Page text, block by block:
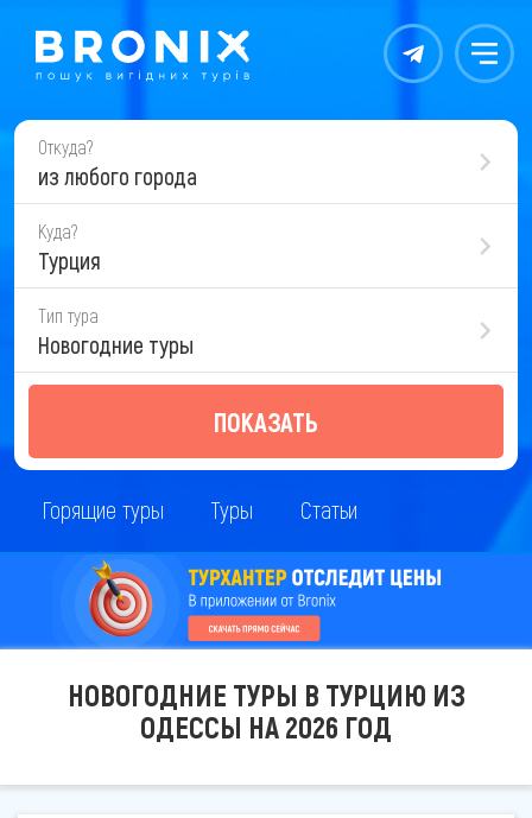
Контакты Меню
Откуда?
из любого города
Куда?
Турция
Тип тура
Новогодние туры
ПОКАЗАТЬ
Горящие туры Туры Статьи
НОВОГОДНИЕ ТУРЫ В ТУРЦИЮ ИЗ
ОДЕССЫ НА 2026 ГОД